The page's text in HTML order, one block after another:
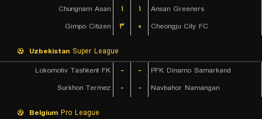
Chungnam Asan
۱ ۱
Ansan Greeners
Gimpo Citizen
۳ ۰ Cheongju City FC
Uzbekistan Super League
Lokomotiv Tashkent FK
- -
PFK Dinamo Samarkand
Surkhon Termez
- - Navbahor Namangan
Belgium Pro League